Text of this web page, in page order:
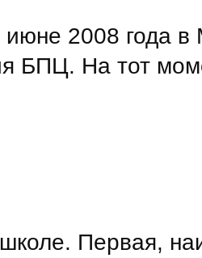
июне 2008 года
БПЦ. На тот
Первая,